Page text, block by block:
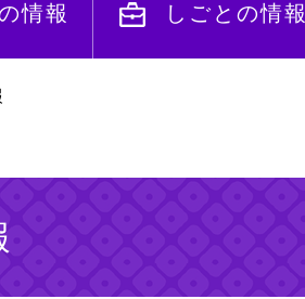
情報 しごとの情報